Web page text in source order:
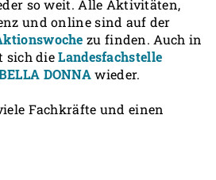
so weit. Alle Aktivitäten,
und online sind auf der
zu finden. Auch in
sich dieLandesfachstelle
DONNAwieder.
Fachkräfte und einen